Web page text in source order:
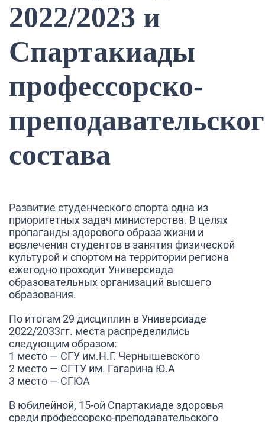
2022/2023 и
Спартакиады
профессорско-
состава
Развитие студенческого спорта одна из
приоритетных задач министерства. В целях
пропаганды здорового образа жизни и
вовлечения студентов в занятия физической
культурой и спортом на территории региона
ежегодно проходит Универсиада
образовательных организаций высшего
образования.
По итогам 29 дисциплин в Универсиаде
2022/2033гг. места распределились
следующим образом:
1 место — СГУ им.Н.Г. Чернышевского
2 место — СГТУ им. Гагарина Ю.А
3 место — СГЮА
В юбилейной, 15-ой Спартакиаде здоровья
среди профессорско-преподавательского